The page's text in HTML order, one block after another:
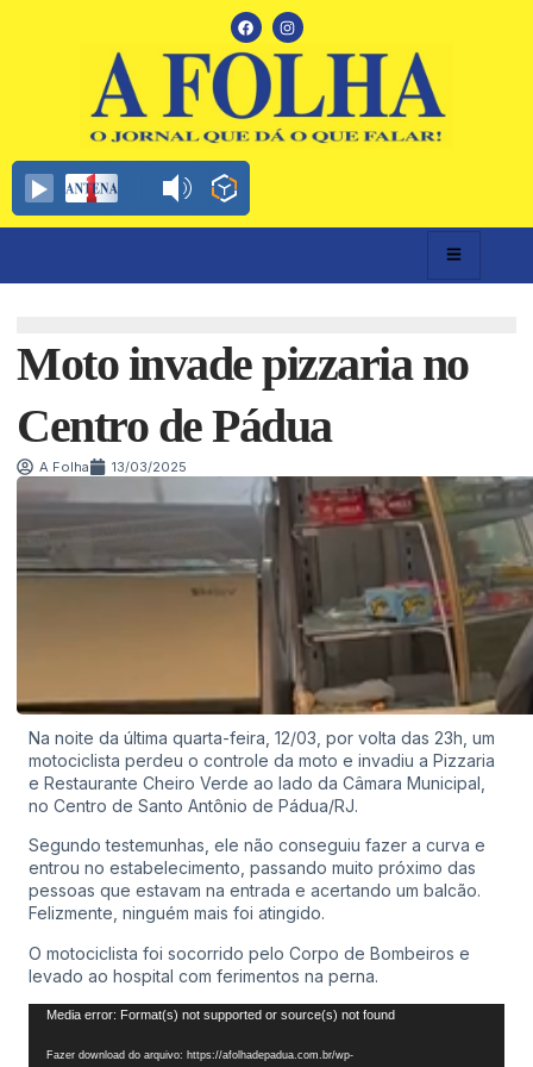
Moto invade pizzaria no
Centro de Pádua
A Folha 13/03/2025
Na noite da última quarta-feira, 12/03, por volta das 23h, um
motociclista perdeu o controle da moto e invadiu a Pizzaria
e Restaurante Cheiro Verde ao lado da Câmara Municipal,
no Centro de Santo Antônio de Pádua/RJ.
Segundo testemunhas, ele não conseguiu fazer a curva e
entrou no estabelecimento, passando muito próximo das
pessoas que estavam na entrada e acertando um balcão.
Felizmente, ninguém mais foi atingido.
O motociclista foi socorrido pelo Corpo de Bombeiros e
levado ao hospital com ferimentos na perna.
Tocador
vídeo
Media error: Format(s) not supported or source(s) not found
Fazer download do arquivo: https://afolhadepadua.com.br/wp-